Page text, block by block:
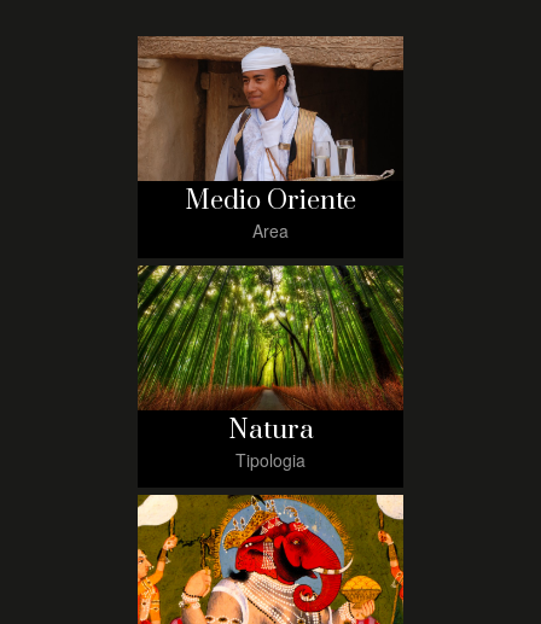
Medio Oriente
Area
Natura
Tipologia